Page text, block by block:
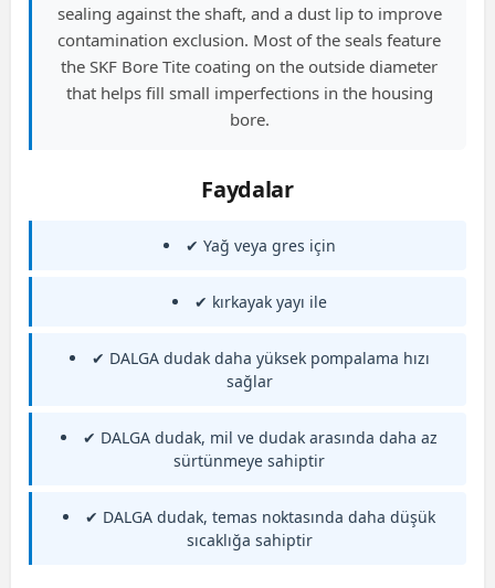
sealing against the shaft, and a dust lip to improve
contamination exclusion. Most of the seals feature
the SKF Bore Tite coating on the outside diameter
that helps fill small imperfections in the housing
bore.
Faydalar
✔ Yağ veya gres için
✔ kırkayak yayı ile
✔ DALGA dudak daha yüksek pompalama hızı
sağlar
✔ DALGA dudak, mil ve dudak arasında daha az
sürtünmeye sahiptir
✔ DALGA dudak, temas noktasında daha düşük
sıcaklığa sahiptir